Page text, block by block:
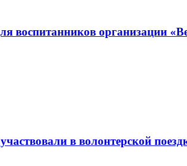
воспитанников организации
в волонтерской